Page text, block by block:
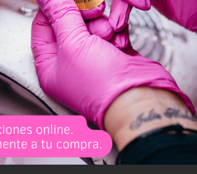
buscan aprender de manera flexible
impartidos por grandes
de uñas, lo que te permitirá